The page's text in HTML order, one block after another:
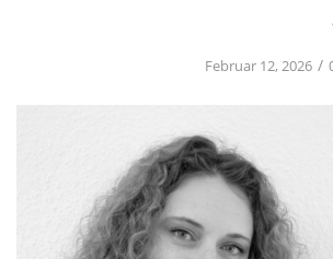
Februar 12, 2026 /